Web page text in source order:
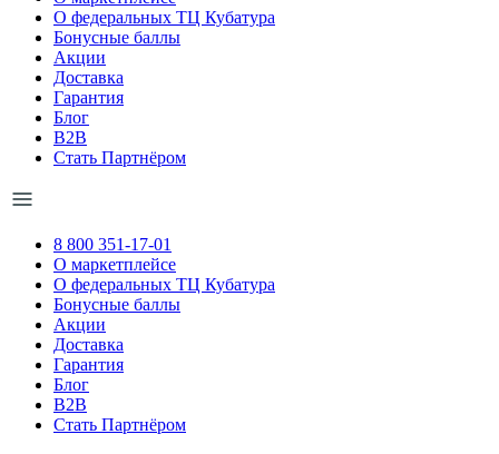
О федеральных ТЦ Кубатура
Бонусные баллы
Акции
Доставка
Гарантия
Блог
B2B
Стать Партнёром
8 800 351-17-01
О маркетплейсе
О федеральных ТЦ Кубатура
Бонусные баллы
Акции
Доставка
Гарантия
Блог
B2B
Стать Партнёром